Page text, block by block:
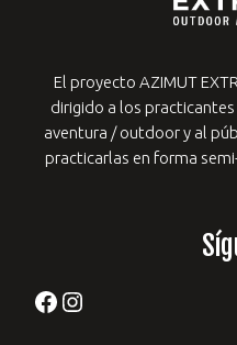
El proyecto AZIMUT
dirigido a los practicantes
aventura / outdoor y al
practicarlas en forma
Facebook
Instagram